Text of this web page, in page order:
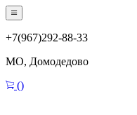
+7(967)292-88-33
МО, Домодедово
()